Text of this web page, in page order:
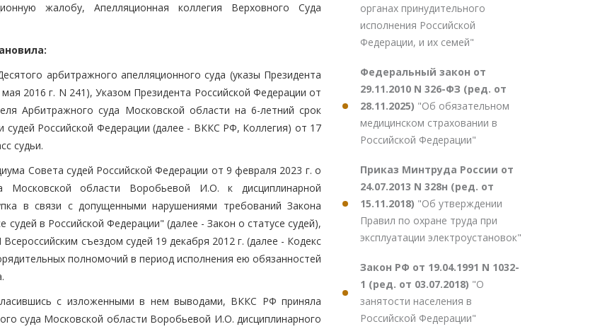
жалобу, Апелляционная коллегия Верховного Суда
арбитражного апелляционного суда (указы Президента
2016 г. N 241), Указом Президента Российской Федерации от
Арбитражного суда Московской области на 6-летний срок
Российской Федерации (далее - ВККС РФ, Коллегия) от 17
судьи.
Совета судей Российской Федерации от 9 февраля 2023 г. о
Московской области Воробьевой И.О. к дисциплинарной
в связи с допущенными нарушениями требований Закона
в Российской Федерации" (далее - Закон о статусе судей),
съездом судей 19 декабря 2012 г. (далее - Кодекс
полномочий в период исполнения ею обязанностей
с изложенными в нем выводами, ВККС РФ приняла
суда Московской области Воробьевой И.О. дисциплинарного
органах принудительного
исполнения Российской
Федерации, и их семей"
Федеральный закон от
29.11.2010 N 326-ФЗ (ред. от
28.11.2025) "Об обязательном
медицинском страховании в
Российской Федерации"
Приказ Минтруда России от
24.07.2013 N 328н (ред. от
15.11.2018) "Об утверждении
Правил по охране труда при
эксплуатации электроустановок"
Закон РФ от 19.04.1991 N 1032-
1 (ред. от 03.07.2018) "О
занятости населения в
Российской Федерации"